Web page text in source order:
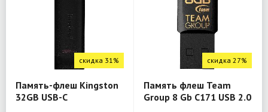
скидка 31%
Память-флеш Kingston
32GB USB-C
скидка 27%
Память флеш Team
Group 8 Gb C171 USB 2.0